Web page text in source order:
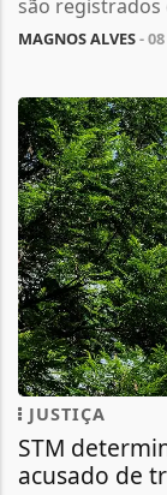
são registrados
MAGNOS ALVES-
JUSTIÇA
STM
acusado de